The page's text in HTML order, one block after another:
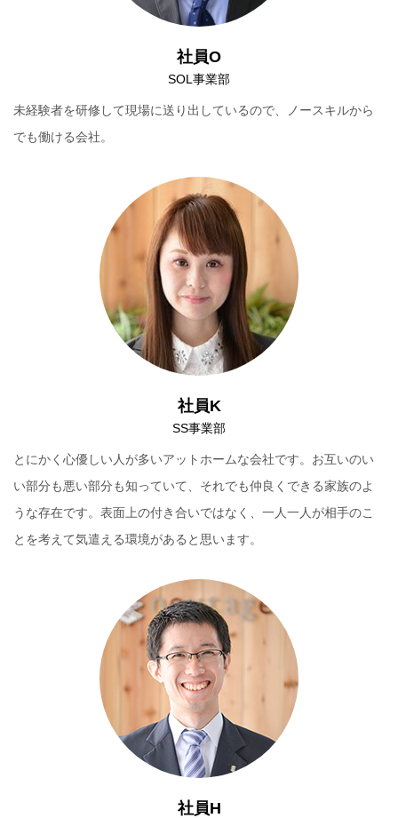
社員O
SOL事業部
未経験者を研修して現場に送り出しているので、ノースキルから
でも働ける会社。
社員K
SS事業部
とにかく心優しい人が多いアットホームな会社です。お互いのい
い部分も悪い部分も知っていて、それでも仲良くできる家族のよ
うな存在です。表面上の付き合いではなく、一人一人が相手のこ
とを考えて気遣える環境があると思います。
社員H